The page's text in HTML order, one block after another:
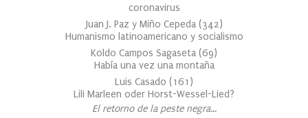
coronavirus
Juan J. Paz y Miño Cepeda (342)
Humanismo latinoamericano y socialismo
Koldo Campos Sagaseta (69)
Había una vez una montaña
Luis Casado (161 )
Lili Marleen oder Horst-Wessel-Lied?
El retorno de la peste negra…